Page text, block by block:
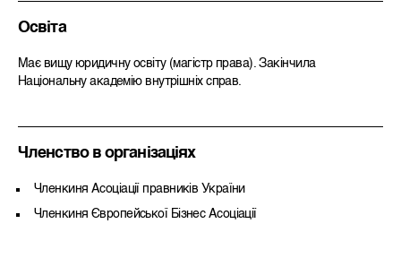
Освіта
Має вищу юридичну освіту (магістр права). Закінчила
Національну академію внутрішніх справ.
Членство в організаціях
Членкиня Асоціації правників України
Членкиня Європейської Бізнес Асоціації